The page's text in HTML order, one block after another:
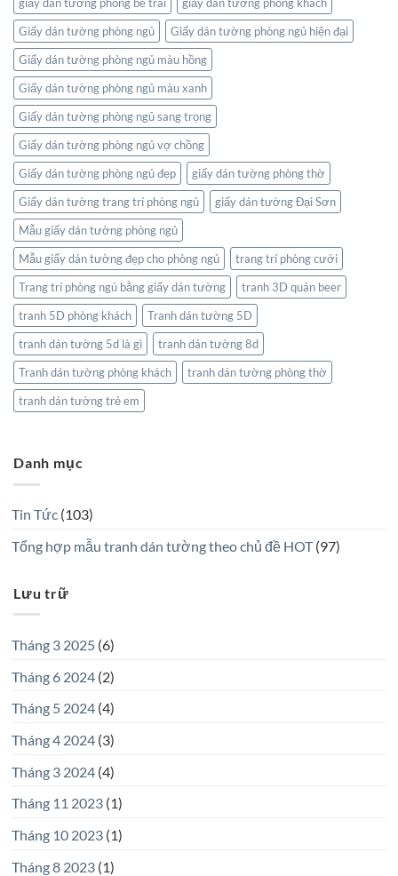
Giấy dán tường phòng ngủ
Giấy dán tường phòng ngủ hiện đại
Giấy dán tường phòng ngủ màu hồng
Giấy dán tường phòng ngủ màu xanh
Giấy dán tường phòng ngủ sang trọng
Giấy dán tường phòng ngủ vợ chồng
Giấy dán tường phòng ngủ đẹp
giấy dán tường phòng thờ
Giấy dán tường trang trí phòng ngủ
giấy dán tường Đại Sơn
Mẫu giấy dán tường phòng ngủ
Mẫu giấy dán tường đẹp cho phòng ngủ
trang trí phòng cưới
Trang trí phòng ngủ bằng giấy dán tường
tranh 3D quán beer
tranh 5D phòng khách
Tranh dán tường 5D
tranh dán tường 5d là gì
tranh dán tường 8d
Tranh dán tường phòng khách
tranh dán tường phòng thờ
tranh dán tường trẻ em
Danh mục
Tin Tức(103)
Tổng hợp mẫu tranh dán tường theo chủ đề HOT(97)
Lưu trữ
Tháng 3 2025(6)
Tháng 6 2024(2)
Tháng 5 2024(4)
Tháng 4 2024(3)
Tháng 3 2024(4)
Tháng 11 2023(1)
Tháng 10 2023(1)
Tháng 8 2023(1)